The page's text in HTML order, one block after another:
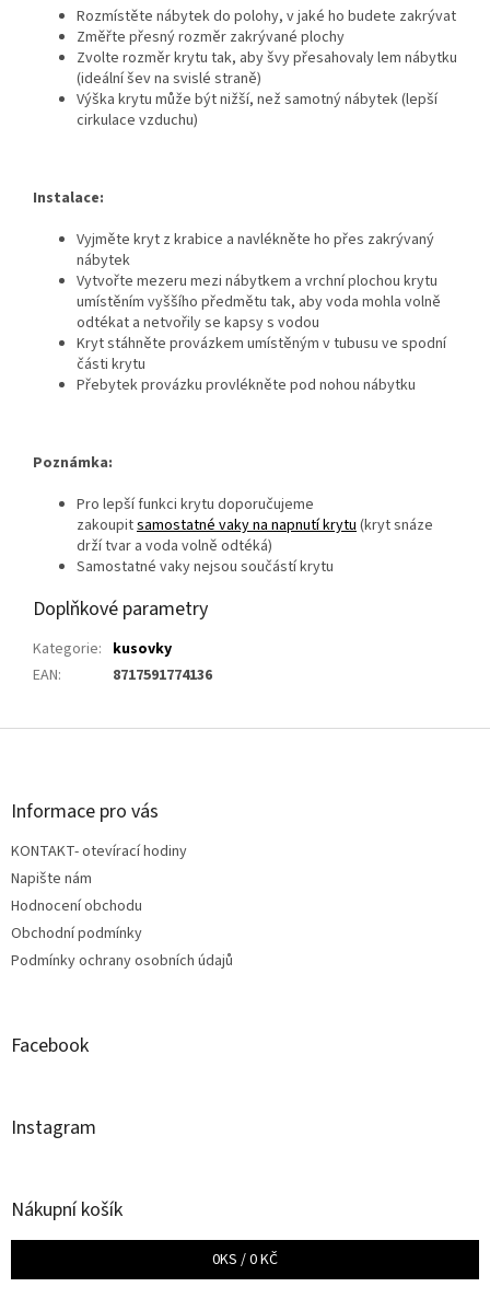
Rozmístěte nábytek do polohy, v jaké ho budete zakrývat
Změřte přesný rozměr zakrývané plochy
Zvolte rozměr krytu tak, aby švy přesahovaly lem nábytku
(ideální šev na svislé straně)
Výška krytu může být nižší, než samotný nábytek (lepší
cirkulace vzduchu)
Instalace:
Vyjměte kryt z krabice a navlékněte ho přes zakrývaný
nábytek
Vytvořte mezeru mezi nábytkem a vrchní plochou krytu
umístěním vyššího předmětu tak, aby voda mohla volně
odtékat a netvořily se kapsy s vodou
Kryt stáhněte provázkem umístěným v tubusu ve spodní
části krytu
Přebytek provázku provlékněte pod nohou nábytku
Poznámka:
Pro lepší funkci krytu doporučujeme
zakoupitsamostatné vaky na napnutí krytu (kryt snáze
drží tvar a voda volně odtéká)
Samostatné vaky nejsou součástí krytu
Doplňkové parametry
Kategorie: kusovky
EAN: 8717591774136
Z
Informace pro vás
KONTAKT- otevírací hodiny
Napište nám
Hodnocení obchodu
Obchodní podmínky
Podmínky ochrany osobních údajů
Facebook
Instagram
Nákupní košík
0KS /0 KČ